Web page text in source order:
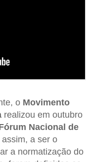
o Movimento
realizou em outubro
Nacional de
a ser o
a normatização do